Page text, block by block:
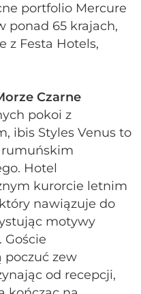
portfolio Mercure
ponad 65 krajach,
z Festa Hotels,
Czarne
pokoi z
ibis Styles Venus to
rumuńskim
Hotel
kurorcie letnim
nawiązuje do
motywy
Goście
poczuć zew
od recepcji,